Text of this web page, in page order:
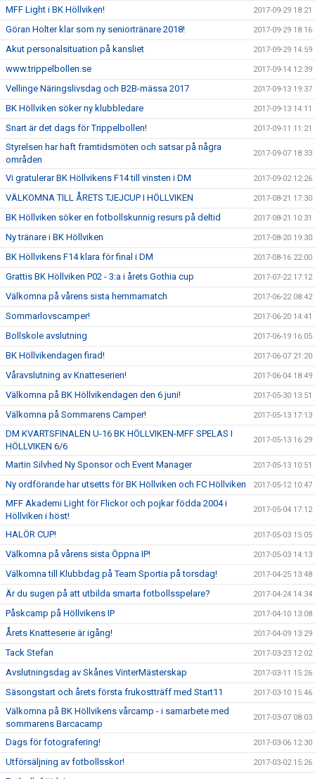
MFF Light i BK Höllviken! 2017-09-29 18:21
Göran Holter klar som ny seniortränare 2018! 2017-09-29 18:16
Akut personalsituation på kansliet 2017-09-29 14:59
www.trippelbollen.se 2017-09-14 12:39
Vellinge Näringslivsdag och B2B-mässa 2017 2017-09-13 19:37
BK Höllviken söker ny klubbledare 2017-09-13 14:11
Snart är det dags för Trippelbollen! 2017-09-11 11:21
Styrelsen har haft framtidsmöten och satsar på några
områden
2017-09-07 18:33
Vi gratulerar BK Höllvikens F14 till vinsten i DM 2017-09-02 12:26
VÄLKOMNA TILL ÅRETS TJEJCUP I HÖLLVIKEN 2017-08-21 17:30
BK Höllviken söker en fotbollskunnig resurs på deltid 2017-08-21 10:31
Ny tränare i BK Höllviken 2017-08-20 19:30
BK Höllvikens F14 klara för final i DM 2017-08-16 22:00
Grattis BK Höllviken P02 - 3:a i årets Gothia cup 2017-07-22 17:12
Välkomna på vårens sista hemmamatch 2017-06-22 08:42
Sommarlovscamper! 2017-06-20 14:41
Bollskole avslutning 2017-06-19 16:05
BK Höllvikendagen firad! 2017-06-07 21:20
Våravslutning av Knatteserien! 2017-06-04 18:49
Välkomna på BK Höllvikendagen den 6 juni! 2017-05-30 13:51
Välkomna på Sommarens Camper! 2017-05-13 17:13
DM KVARTSFINALEN U-16 BK HÖLLVIKEN-MFF SPELAS I
HÖLLVIKEN 6/6
2017-05-13 16:29
Martin Silvhed Ny Sponsor och Event Manager 2017-05-13 10:51
Ny ordförande har utsetts för BK Höllviken och FC Höllviken 2017-05-12 10:47
MFF Akademi Light för Flickor och pojkar födda 2004 i
Höllviken i höst!
2017-05-04 17:12
HALÖR CUP! 2017-05-03 15:05
Välkomna på vårens sista Öppna IP! 2017-05-03 14:13
Välkomna till Klubbdag på Team Sportia på torsdag! 2017-04-25 13:48
Är du sugen på att utbilda smarta fotbollsspelare? 2017-04-24 14:34
Påskcamp på Höllvikens IP 2017-04-10 13:08
Årets Knatteserie är igång! 2017-04-09 13:29
Tack Stefan 2017-03-23 12:02
Avslutningsdag av Skånes VinterMästerskap 2017-03-11 15:26
Säsongstart och årets första frukostträff med Start11 2017-03-10 15:46
Välkomna på BK Höllvikens vårcamp - i samarbete med
sommarens Barcacamp
2017-03-07 08:03
Dags för fotografering! 2017-03-06 12:30
Utförsäljning av fotbollsskor! 2017-03-02 15:26